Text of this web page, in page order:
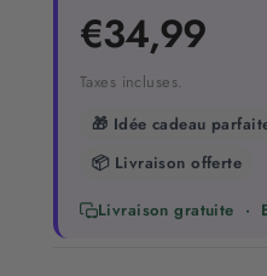
Prix
régulier
€34,99
Taxes incluses.
🎁 Idée cadeau
📦 Livraison offerte
Livraison gratuite ·